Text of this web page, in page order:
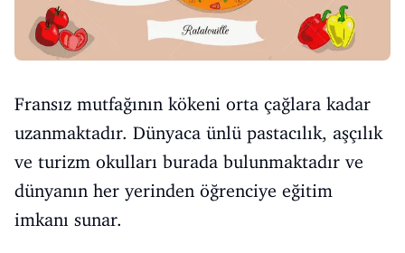
Fransız mutfağının kökeni orta çağlara kadar
uzanmaktadır. Dünyaca ünlü pastacılık, aşçılık
ve turizm okulları burada bulunmaktadır ve
dünyanın her yerinden öğrenciye eğitim
imkanı sunar.